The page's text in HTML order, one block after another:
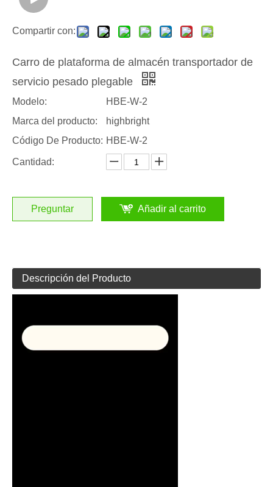
Compartir con:
Carro de plataforma de almacén transportador de
servicio pesado plegable
Modelo:
HBE-W-2
Marca del producto:
highbright
Código De Producto: HBE-W-2
Cantidad:
Preguntar Añadir al carrito
Descripción del Producto